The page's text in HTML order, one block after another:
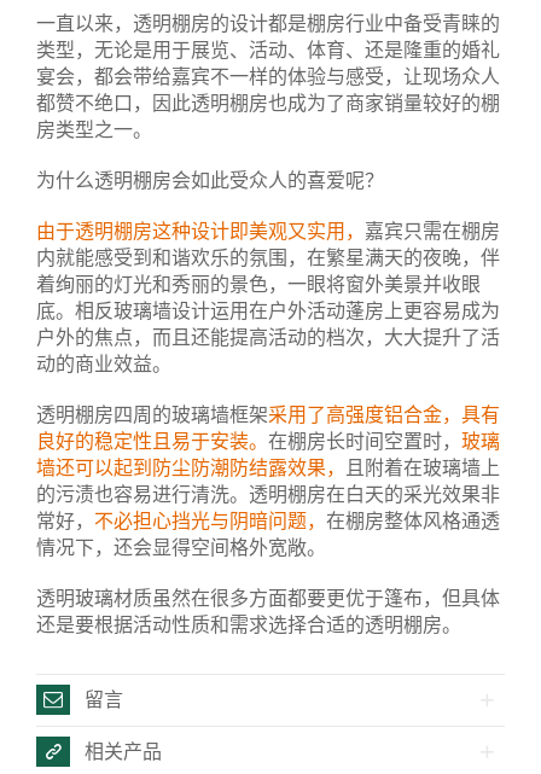
一直以来，透明棚房的设计都是棚房行业中备受青睐的
类型，无论是用于展览、活动、体育、还是隆重的婚礼
宴会，都会带给嘉宾不一样的体验与感受，让现场众人
都赞不绝口，因此透明棚房也成为了商家销量较好的棚
房类型之一。
为什么透明棚房会如此受众人的喜爱呢？
由于透明棚房这种设计即美观又实用， 嘉宾只需在棚房
内就能感受到和谐欢乐的氛围，在繁星满天的夜晚，伴
着绚丽的灯光和秀丽的景色，一眼将窗外美景并收眼
底。相反玻璃墙设计运用在户外活动蓬房上更容易成为
户外的焦点，而且还能提高活动的档次，大大提升了活
动的商业效益。
透明棚房四周的玻璃墙框架采用了高强度铝合金，具有
良好的稳定性且易于安装。 在棚房长时间空置时， 玻璃
墙还可以起到防尘防潮防结露效果， 且附着在玻璃墙上
的污渍也容易进行清洗。透明棚房在白天的采光效果非
常好， 不必担心挡光与阴暗问题， 在棚房整体风格通透
情况下，还会显得空间格外宽敞。
透明玻璃材质虽然在很多方面都要更优于篷布，但具体
还是要根据活动性质和需求选择合适的透明棚房。
留言
相关产品